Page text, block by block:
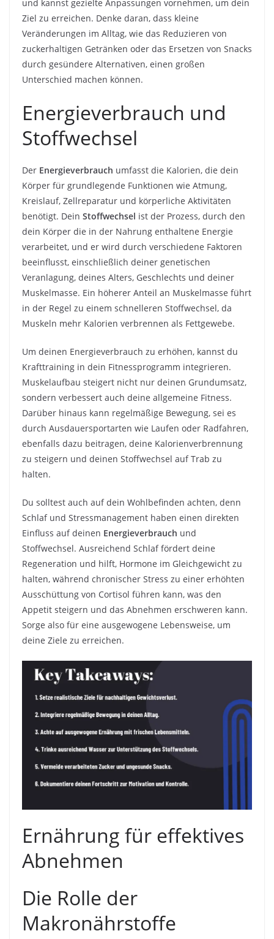
und kannst gezielte Anpassungen vornehmen, um dein
Ziel zu erreichen. Denke daran, dass kleine
Veränderungen im Alltag, wie das Reduzieren von
zuckerhaltigen Getränken oder das Ersetzen von Snacks
durch gesündere Alternativen, einen großen
Unterschied machen können.
Energieverbrauch und
Stoffwechsel
Der Energieverbrauch umfasst die Kalorien, die dein
Körper für grundlegende Funktionen wie Atmung,
Kreislauf, Zellreparatur und körperliche Aktivitäten
benötigt. Dein Stoffwechsel ist der Prozess, durch den
dein Körper die in der Nahrung enthaltene Energie
verarbeitet, und er wird durch verschiedene Faktoren
beeinflusst, einschließlich deiner genetischen
Veranlagung, deines Alters, Geschlechts und deiner
Muskelmasse. Ein höherer Anteil an Muskelmasse führt
in der Regel zu einem schnelleren Stoffwechsel, da
Muskeln mehr Kalorien verbrennen als Fettgewebe.
Um deinen Energieverbrauch zu erhöhen, kannst du
Krafttraining in dein Fitnessprogramm integrieren.
Muskelaufbau steigert nicht nur deinen Grundumsatz,
sondern verbessert auch deine allgemeine Fitness.
Darüber hinaus kann regelmäßige Bewegung, sei es
durch Ausdauersportarten wie Laufen oder Radfahren,
ebenfalls dazu beitragen, deine Kalorienverbrennung
zu steigern und deinen Stoffwechsel auf Trab zu
halten.
Du solltest auch auf dein Wohlbefinden achten, denn
Schlaf und Stressmanagement haben einen direkten
Einfluss auf deinen Energieverbrauch und
Stoffwechsel. Ausreichend Schlaf fördert deine
Regeneration und hilft, Hormone im Gleichgewicht zu
halten, während chronischer Stress zu einer erhöhten
Ausschüttung von Cortisol führen kann, was den
Appetit steigern und das Abnehmen erschweren kann.
Sorge also für eine ausgewogene Lebensweise, um
deine Ziele zu erreichen.
Ernährung für effektives
Abnehmen
Die Rolle der
Makronährstoffe